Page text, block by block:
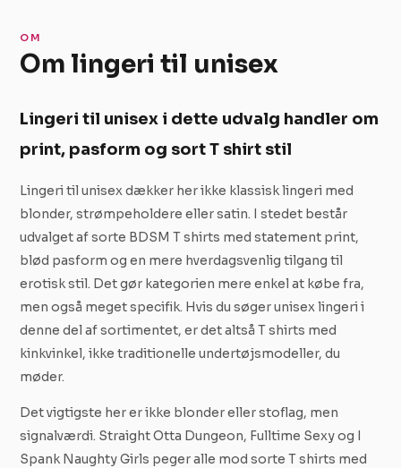
OM
Om lingeri til unisex
Lingeri til unisex i dette udvalg handler om
print, pasform og sort T shirt stil
Lingeri til unisex dækker her ikke klassisk lingeri med
blonder, strømpeholdere eller satin. I stedet består
udvalget af sorte BDSM T shirts med statement print,
blød pasform og en mere hverdagsvenlig tilgang til
erotisk stil. Det gør kategorien mere enkel at købe fra,
men også meget specifik. Hvis du søger unisex lingeri i
denne del af sortimentet, er det altså T shirts med
kinkvinkel, ikke traditionelle undertøjsmodeller, du
møder.
Det vigtigste her er ikke blonder eller stoflag, men
signalværdi. Straight Otta Dungeon, Fulltime Sexy og I
Spank Naughty Girls peger alle mod sorte T shirts med